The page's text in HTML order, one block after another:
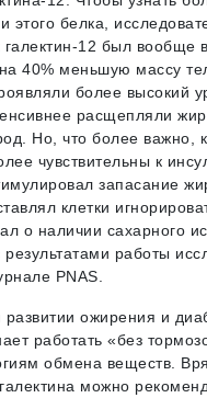
этого белка,
12 был вообще
40% меньшую массу
более высокий
расщепляли
Но, что более важно,
чувствительны к
запасание
клетки
о наличии сахарного
работы
PNAS.
ожирения и
работать «без
обмена веществ.
можно